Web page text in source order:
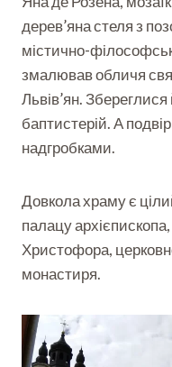
дерев’яна стеля з
містично-
змалював обличя
Львів’ян.
баптистерій. А
надгробками.
Довкола храму є
палацу
Христофора,
монастиря.